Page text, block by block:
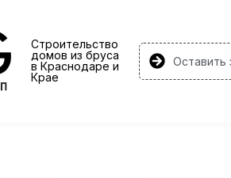
Строительство
домов из бруса
в Краснодаре и
Крае
Оставить